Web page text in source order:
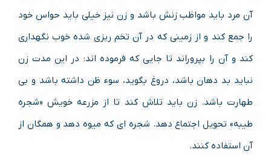
آن مرد باید مواظب زنش باشد و زن نیز خیلی باید حواس خود
را جمع کند و از زمینی که در آن تخم ریزی شده خوب نگهداری
کند و آن را بپروراند تا جایی که فرموده اند: در این مدت زن
نباید بد دهان باشد، دروغ بگوید، سوء ظن داشته باشد و بی
طهارت باشد. زن باید تلاش کند تا از مزرعه خویش «شجره
طیبه» تحویل اجتماع دهد. شجره ای که میوه دهد و همگان از
آن استفاده کنند.